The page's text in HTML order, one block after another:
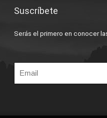
Suscríbete
Serás el primero en conocer